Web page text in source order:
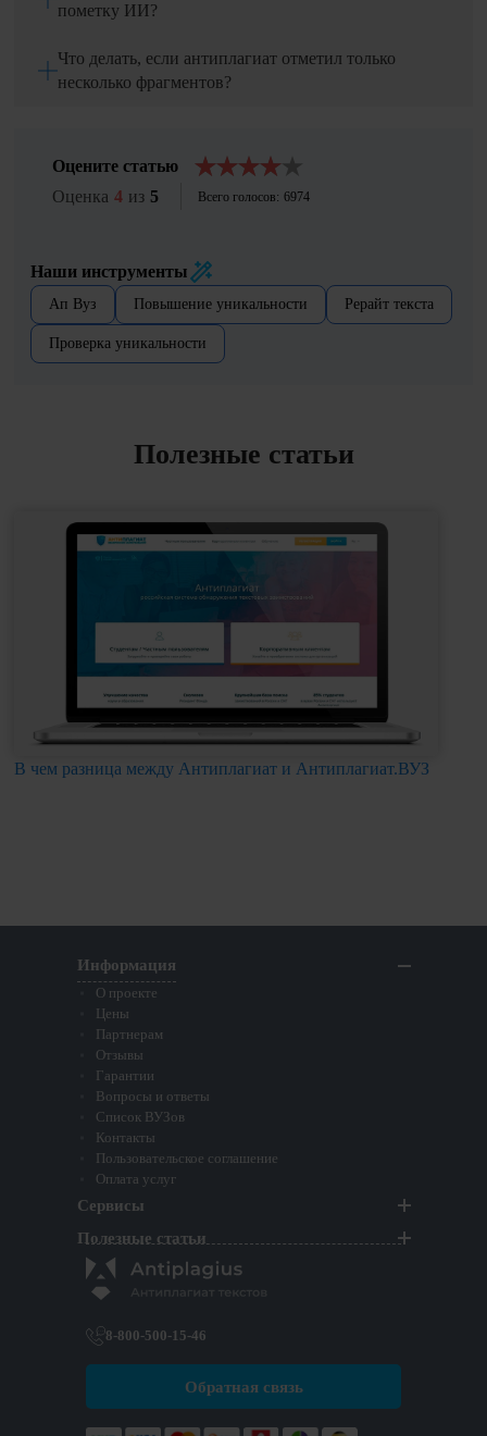
пометку ИИ?
Что делать, если антиплагиат отметил только
несколько фрагментов?
Оцените статью
Оценка 4 из 5 Всего голосов: 6974
Наши инструменты
Ап Вуз Повышение уникальности Рерайт текста
Проверка уникальности
Полезные статьи
В чем разница между Антиплагиат и Антиплагиат.ВУЗ
8-800-500-15-46
Обратная связь
Информация
О проекте
Цены
Партнерам
Отзывы
Гарантии
Вопросы и ответы
Список ВУЗов
Контакты
Пользовательское соглашение
Оплата услуг
Сервисы
Полезные статьи